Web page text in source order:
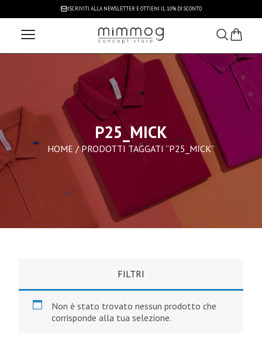
ISCRIVITI ALLA NEWSLETTER E OTTIENI IL 10% DI SCONTO
P25_MICK
HOME / PRODOTTI TAGGATI “P25_MICK”
FILTRI
Non è stato trovato nessun prodotto che
corrisponde alla tua selezione.